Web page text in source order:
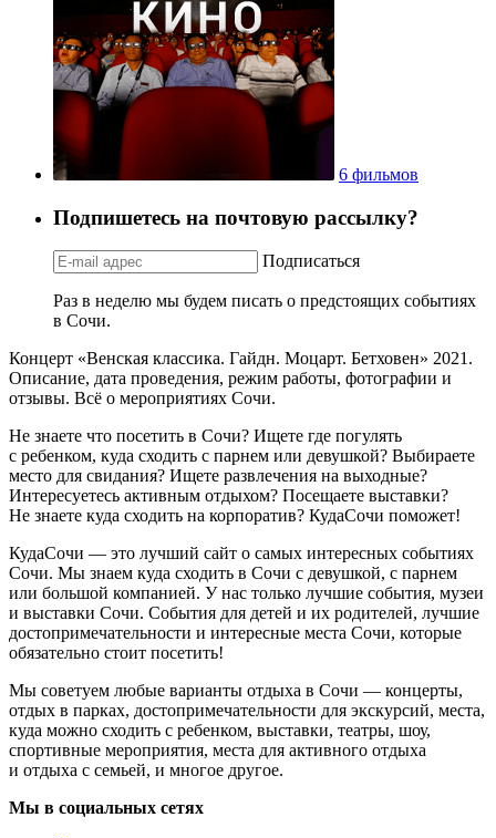
6 фильмов
Подпишетесь на почтовую рассылку?
Подписаться
Раз в неделю мы будем писать о предстоящих событиях
в Сочи.
Концерт «Венская классика. Гайдн. Моцарт. Бетховен» 2021.
Описание, дата проведения, режим работы, фотографии и
отзывы. Всё о мероприятиях Сочи.
Не знаете что посетить в Сочи? Ищете где погулять
с ребенком, куда сходить с парнем или девушкой? Выбираете
место для свидания? Ищете развлечения на выходные?
Интересуетесь активным отдыхом? Посещаете выставки?
Не знаете куда сходить на корпоратив? КудаСочи поможет!
КудаСочи — это лучший сайт о самых интересных событиях
Сочи. Мы знаем куда сходить в Сочи с девушкой, с парнем
или большой компанией. У нас только лучшие события, музеи
и выставки Сочи. События для детей и их родителей, лучшие
достопримечательности и интересные места Сочи, которые
обязательно стоит посетить!
Мы советуем любые варианты отдыха в Сочи — концерты,
отдых в парках, достопримечательности для экскурсий, места,
куда можно сходить с ребенком, выставки, театры, шоу,
спортивные мероприятия, места для активного отдыха
и отдыха с семьей, и многое другое.
Мы в социальных сетях